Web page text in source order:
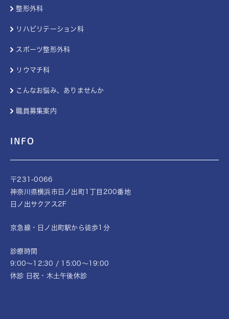
整形外科
リハビリテーション科
スポーツ整形外科
リウマチ科
こんなお悩み、ありませんか
職員募集案内
INFO
〒231-0066
神奈川県横浜市日ノ出町1丁目200番地
日ノ出サクアス2F
京急線・日ノ出町駅から徒歩1分
診療時間
9:00～12:30 / 15:00〜19:00
休診 日祝・木土午後休診